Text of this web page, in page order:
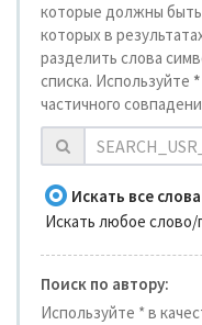
которые должны быть
которых в
разделить слова
списка. Используйте *
частичного
Искать все слова
Искать любое слово/
Поиск по автору:
Используйте * в